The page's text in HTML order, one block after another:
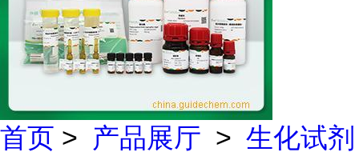
首页 > 产品展厅 > 生化试剂